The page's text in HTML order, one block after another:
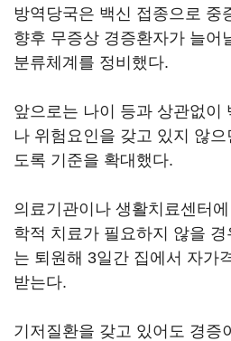
방역당국은 백신 접종으로 중
향후 무증상 경증환자가 늘어
분류체계를 정비했다.
앞으로는 나이 등과 상관없이
나 위험요인을 갖고 있지 않
도록 기준을 확대했다.
의료기관이나 생활치료센터
학적 치료가 필요하지 않을
는 퇴원해 3일간 집에서 자가
받는다.
기저질환을 갖고 있어도 경증